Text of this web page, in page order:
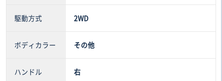
駆動方式 2WD
ボディカラー その他
ハンドル 右